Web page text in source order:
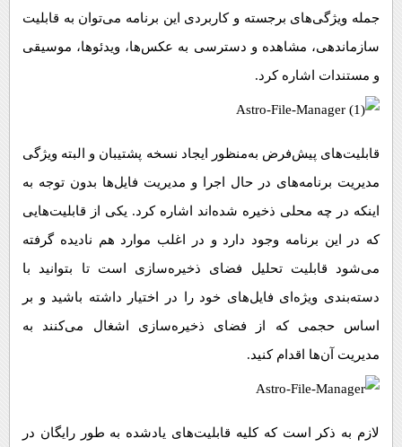
جمله ویژگی‌های برجسته و کاربردی این برنامه می‌توان به قابلیت
سازماندهی، مشاهده و دسترسی به عکس‌ها، ویدئوها، موسیقی
و مستندات اشاره کرد.
قابلیت‌های پیش‌فرض به‌منظور ایجاد نسخه پشتیبان و البته ویژگی
مدیریت برنامه‌های در حال اجرا و مدیریت فایل‌ها بدون توجه به
اینکه در چه محلی ذخیره شده‌اند اشاره کرد. یکی از قابلیت‌هایی
که در این برنامه وجود دارد و در اغلب موارد هم نادیده گرفته
می‌شود قابلیت تحلیل فضای ذخیره‌سازی است تا بتوانید با
دسته‌بندی ویژه‌ای فایل‌های خود را در اختیار داشته باشید و بر
اساس حجمی که از فضای ذخیره‌سازی اشغال می‌کنند به
مدیریت آن‌ها اقدام کنید.
لازم به ذکر است که کلیه قابلیت‌های یادشده به طور رایگان در